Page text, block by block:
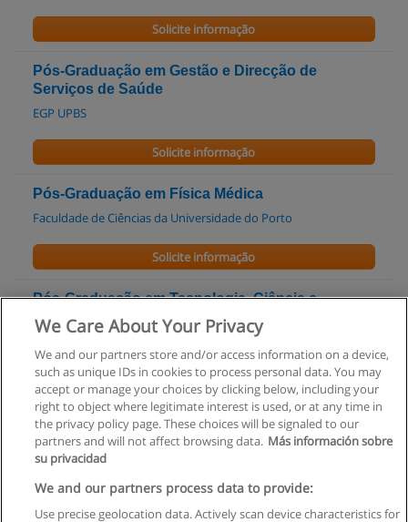
Solicite informação
Pós-Graduação em Gestão e Direcção de
Serviços de Saúde
EGP UPBS
Solicite informação
Pós-Graduação em Física Médica
Faculdade de Ciências da Universidade do Porto
Solicite informação
Pós-Graduação em Tecnologia, Ciência e
Segurança Alimentar
Faculdade de Ciências da Universidade do Porto
Solicite informação
Regras de uso
Privacidade de dados
We Care About Your Privacy
We and our partners store and/or access information on a device,
such as unique IDs in cookies to process personal data. You may
accept or manage your choices by clicking below, including your
right to object where legitimate interest is used, or at any time in
the privacy policy page. These choices will be signaled to our
partners and will not affect browsing data. Más información sobre
su privacidad
We and our partners process data to provide:
Use precise geolocation data. Actively scan device characteristics for